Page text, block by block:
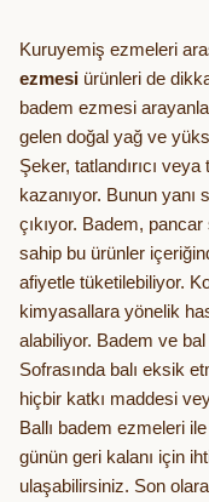
Kuruyemiş ezmeleri
ezmesi ürünleri de
badem ezmesi
gelen doğal yağ ve
Şeker, tatlandırıcı
kazanıyor. Bunun yanı
çıkıyor. Badem,
sahip bu ürünler
afiyetle tüketilebiliyor.
kimyasallara yönelik
alabiliyor. Badem ve
Sofrasında balı eksik
hiçbir katkı maddesi
Ballı badem ezmeleri
günün geri kalanı için
ulaşabilirsiniz. Son